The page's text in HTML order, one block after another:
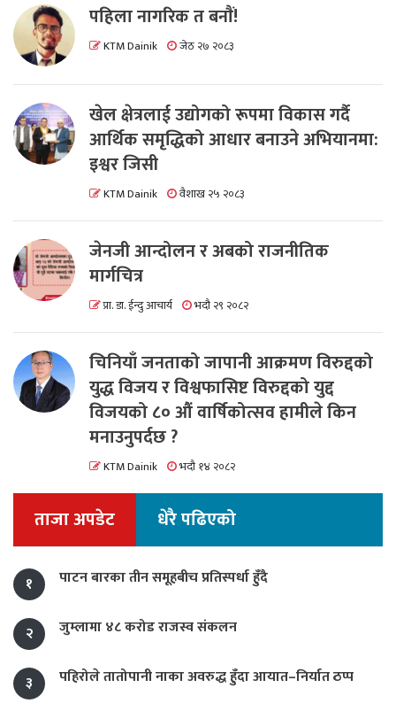
पहिला नागरिक त बनाैं!
KTM Dainik जेठ २७ २०८३
खेल क्षेत्रलाई उद्योगको रूपमा विकास गर्दै
आर्थिक समृद्धिको आधार बनाउने अभियानमा:
इश्वर जिसी
KTM Dainik वैशाख २५ २०८३
जेनजी आन्दोलन र अबको राजनीतिक
मार्गचित्र
प्रा. डा. ईन्दु आचार्य भदौ २९ २०८२
चिनियाँ जनताको जापानी आक्रमण विरुद्दको
युद्ध विजय र विश्वफासिष्ट विरुद्दको युद्द
विजयको ८० औं वार्षिकोत्सव हामीले किन
मनाउनुपर्दछ ?
KTM Dainik भदौ १४ २०८२
ताजा अपडेट धेरै पढिएको
१ पाटन बारका तीन समूहबीच प्रतिस्पर्धा हुँदै
२ जुम्लामा ४८ करोड राजस्व संकलन
३ पहिरोले तातोपानी नाका अवरुद्ध हुँदा आयात–निर्यात ठप्प